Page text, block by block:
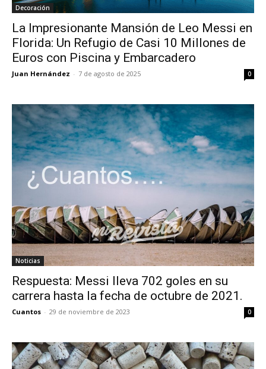
Decoración
La Impresionante Mansión de Leo Messi en
Florida: Un Refugio de Casi 10 Millones de
Euros con Piscina y Embarcadero
Juan Hernández - 7 de agosto de 2025 0
Noticias
Respuesta: Messi lleva 702 goles en su
carrera hasta la fecha de octubre de 2021.
Cuantos - 29 de noviembre de 2023 0